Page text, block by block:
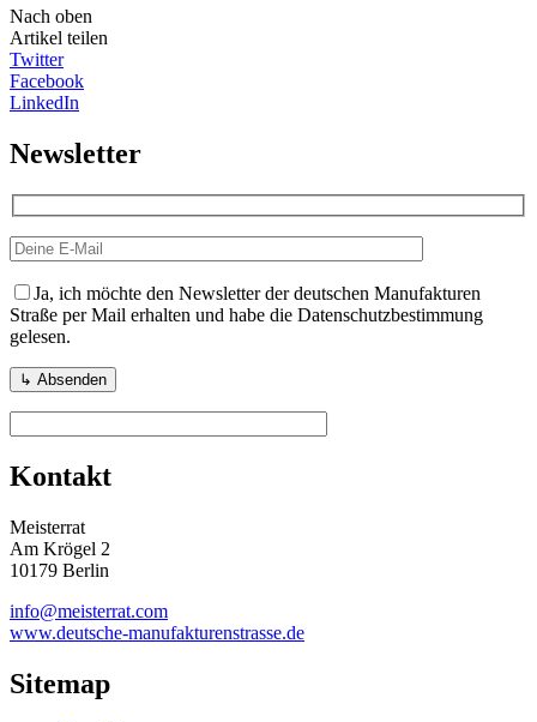
Nach oben
Artikel teilen
Twitter
Facebook
LinkedIn
Newsletter
Ja, ich möchte den Newsletter der deutschen Manufakturen
Straße per Mail erhalten und habe die Datenschutzbestimmung
gelesen.
Kontakt
Meisterrat
Am Krögel 2
10179 Berlin
info@meisterrat.com
www.deutsche-manufakturenstrasse.de
Sitemap